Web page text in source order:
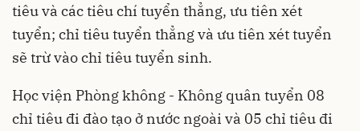
tiêu và các tiêu chí tuyển thẳng, ưu tiên xét
tuyển; chỉ tiêu tuyển thẳng và ưu tiên xét tuyển
sẽ trừ vào chỉ tiêu tuyển sinh.
Học viện Phòng không - Không quân tuyển 08
chỉ tiêu đi đào tạo ở nước ngoài và 05 chỉ tiêu đi